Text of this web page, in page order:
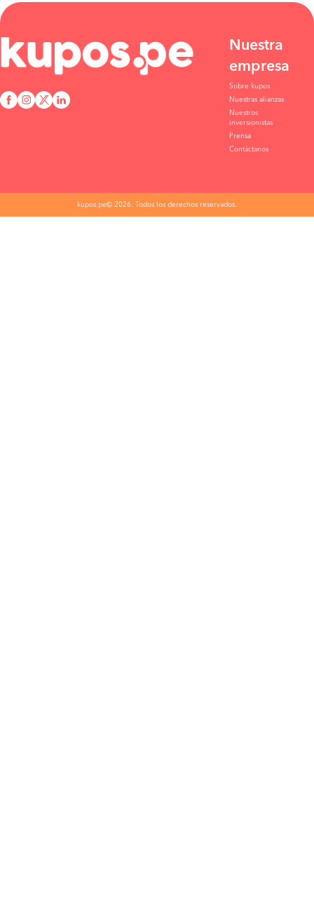
Nuestra
empresa
Sobre kupos
Nuestras alianzas
Nuestros
inversionistas
Prensa
Contáctanos
kupos.pe© 2026. Todos los derechos reservados.